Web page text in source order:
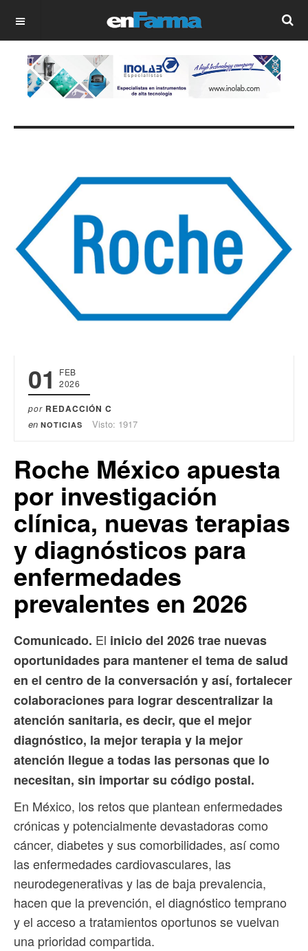
OFF CANVAS
01
FEB
2026
por REDACCIÓN C
en NOTICIAS Visto: 1917
Roche México apuesta
por investigación
clínica, nuevas terapias
y diagnósticos para
enfermedades
prevalentes en 2026
Comunicado. El inicio del 2026 trae nuevas
oportunidades para mantener el tema de salud
en el centro de la conversación y así, fortalecer
colaboraciones para lograr descentralizar la
atención sanitaria, es decir, que el mejor
diagnóstico, la mejor terapia y la mejor
atención llegue a todas las personas que lo
necesitan, sin importar su código postal.
En México, los retos que plantean enfermedades
crónicas y potencialmente devastadoras como
cáncer, diabetes y sus comorbilidades, así como
las enfermedades cardiovasculares, las
neurodegenerativas y las de baja prevalencia,
hacen que la prevención, el diagnóstico temprano
y el acceso a tratamientos oportunos se vuelvan
una prioridad compartida.